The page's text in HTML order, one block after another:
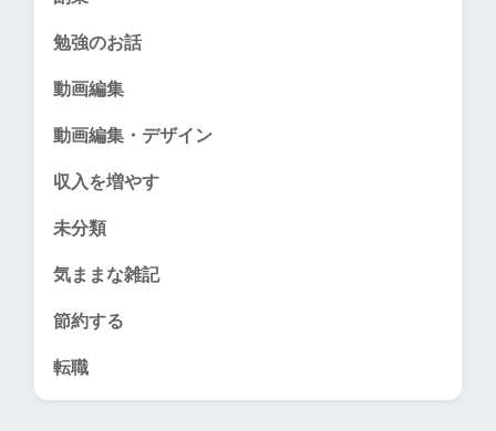
勉強のお話
動画編集
動画編集・デザイン
収入を増やす
未分類
気ままな雑記
節約する
転職